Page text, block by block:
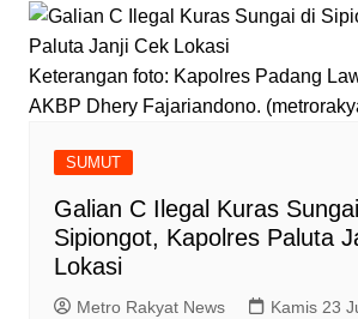
Keterangan foto: Kapolres Padang
AKBP Dhery Fajariandono.
SUMUT
Galian C Ilegal Kuras
Sipiongot, Kapolres Paluta
Lokasi
Metro Rakyat News Kamis 23